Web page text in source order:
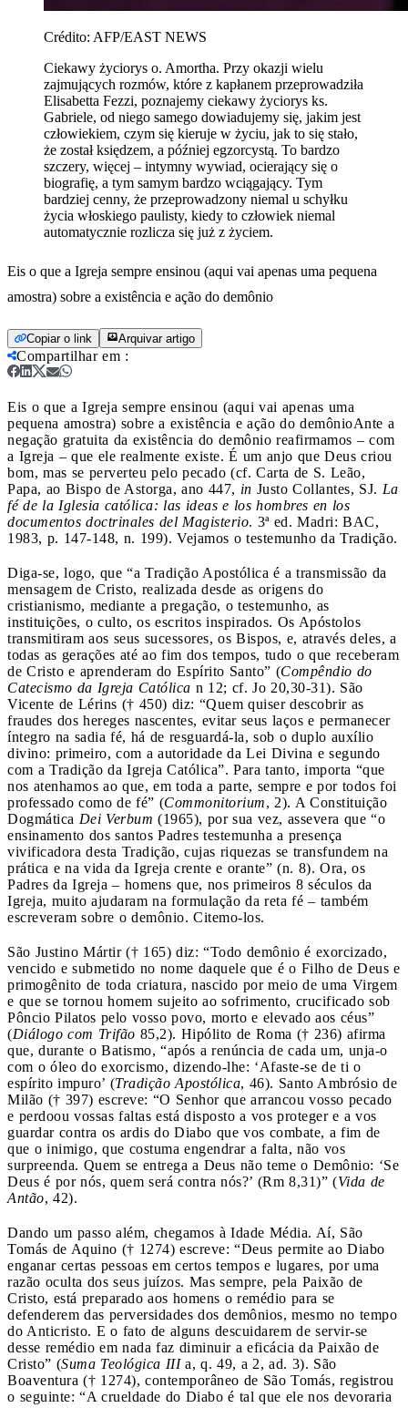
Crédito: AFP/EAST NEWS
Ciekawy życiorys o. Amortha. Przy okazji wielu
zajmujących rozmów, które z kapłanem przeprowadziła
Elisabetta Fezzi, poznajemy ciekawy życiorys ks.
Gabriele, od niego samego dowiadujemy się, jakim jest
człowiekiem, czym się kieruje w życiu, jak to się stało,
że został księdzem, a później egzorcystą. To bardzo
szczery, więcej – intymny wywiad, ocierający się o
biografię, a tym samym bardzo wciągający. Tym
bardziej cenny, że przeprowadzony niemal u schyłku
życia włoskiego paulisty, kiedy to człowiek niemal
automatycznie rozlicza się już z życiem.
Eis o que a Igreja sempre ensinou (aqui vai apenas uma pequena
amostra) sobre a existência e ação do demônio
Copiar o link Arquivar artigo
Compartilhar em :
Eis o que a Igreja sempre ensinou (aqui vai apenas uma
pequena amostra) sobre a existência e ação do demônioAnte a
negação gratuita da existência do demônio reafirmamos – com
a Igreja – que ele realmente existe. É um anjo que Deus criou
bom, mas se perverteu pelo pecado (cf. Carta de S. Leão,
Papa, ao Bispo de Astorga, ano 447, in Justo Collantes, SJ. La
fé de la Iglesia católica: las ideas e los hombres en los
documentos doctrinales del Magisterio. 3ª ed. Madri: BAC,
1983, p. 147-148, n. 199). Vejamos o testemunho da Tradição.
Diga-se, logo, que “a Tradição Apostólica é a transmissão da
mensagem de Cristo, realizada desde as origens do
cristianismo, mediante a pregação, o testemunho, as
instituições, o culto, os escritos inspirados. Os Apóstolos
transmitiram aos seus sucessores, os Bispos, e, através deles, a
todas as gerações até ao fim dos tempos, tudo o que receberam
de Cristo e aprenderam do Espírito Santo” (Compêndio do
Catecismo da Igreja Católica n 12; cf. Jo 20,30-31). São
Vicente de Lérins († 450) diz: “Quem quiser descobrir as
fraudes dos hereges nascentes, evitar seus laços e permanecer
íntegro na sadia fé, há de resguardá-la, sob o duplo auxílio
divino: primeiro, com a autoridade da Lei Divina e segundo
com a Tradição da Igreja Católica”. Para tanto, importa “que
nos atenhamos ao que, em toda a parte, sempre e por todos foi
professado como de fé” (Commonitorium, 2). A Constituição
Dogmática Dei Verbum (1965), por sua vez, assevera que “o
ensinamento dos santos Padres testemunha a presença
vivificadora desta Tradição, cujas riquezas se transfundem na
prática e na vida da Igreja crente e orante” (n. 8). Ora, os
Padres da Igreja – homens que, nos primeiros 8 séculos da
Igreja, muito ajudaram na formulação da reta fé – também
escreveram sobre o demônio. Citemo-los.
São Justino Mártir († 165) diz: “Todo demônio é exorcizado,
vencido e submetido no nome daquele que é o Filho de Deus e
primogênito de toda criatura, nascido por meio de uma Virgem
e que se tornou homem sujeito ao sofrimento, crucificado sob
Pôncio Pilatos pelo vosso povo, morto e elevado aos céus”
(Diálogo com Trifão 85,2). Hipólito de Roma († 236) afirma
que, durante o Batismo, “após a renúncia de cada um, unja-o
com o óleo do exorcismo, dizendo-lhe: ‘Afaste-se de ti o
espírito impuro’ (Tradição Apostólica, 46). Santo Ambrósio de
Milão († 397) escreve: “O Senhor que arrancou vosso pecado
e perdoou vossas faltas está disposto a vos proteger e a vos
guardar contra os ardis do Diabo que vos combate, a fim de
que o inimigo, que costuma engendrar a falta, não vos
surpreenda. Quem se entrega a Deus não teme o Demônio: ‘Se
Deus é por nós, quem será contra nós?’ (Rm 8,31)” (Vida de
Antão, 42).
Dando um passo além, chegamos à Idade Média. Aí, São
Tomás de Aquino († 1274) escreve: “Deus permite ao Diabo
enganar certas pessoas em certos tempos e lugares, por uma
razão oculta dos seus juízos. Mas sempre, pela Paixão de
Cristo, está preparado aos homens o remédio para se
defenderem das perversidades dos demônios, mesmo no tempo
do Anticristo. E o fato de alguns descuidarem de servir-se
desse remédio em nada faz diminuir a eficácia da Paixão de
Cristo” (Suma Teológica IIIa, q. 49, a 2, ad. 3). São
Boaventura († 1274), contemporâneo de São Tomás, registrou
o seguinte: “A crueldade do Diabo é tal que ele nos devoraria